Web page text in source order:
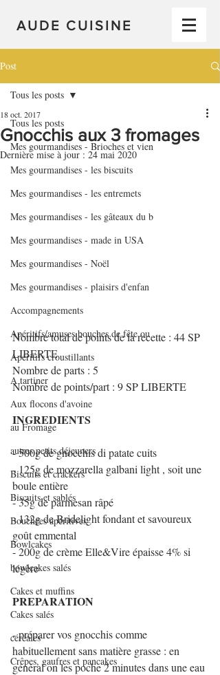
AUDE CUISINE
Post
Tous les posts
Mes gourmandises - Brioches et vien
Mes gourmandises - les biscuits
Mes gourmandises - les entremets
Mes gourmandises - les gâteaux du b
Mes gourmandises - made in USA
Mes gourmandises - Noël
Mes gourmandises - plaisirs d'enfan
Accompagnements
Apéritifs/amuses bouches de fête ou
Apéritifs croustillants
A tartiner
Aux flocons d'avoine
au Fromage
autres petits déjeuners
Biscuits et crackers
Biscuits et sablés
Bouchées apéritives
Bowlcakes
bowlcakes salés
Cakes et muffins
Cakes salés
céréales
Crêpes, gaufres et pancakes
Tous les posts
Gnocchis aux 3 fromages
18 oct. 2017
Dernière mise à jour : 24 mai 2020
Nombre total de points de la recette : 44 SP
LIBERTE
Nombre de parts : 5
Nombre de points/part : 9 SP LIBERTE
INGREDIENTS
- 500g de gnocchis di patate cuits
- 125g de mozzarella galbani light , soit une
boule entière
- 35g de parmesan râpé
- 132g de Bridelight fondant et savoureux
goût emmental
- 200g de crème Elle&Vire épaisse 4% si
légère
PREPARATION
- préparer vos gnocchis comme
habituellement sans matière grasse : en
général on les poche 2 minutes dans une eau